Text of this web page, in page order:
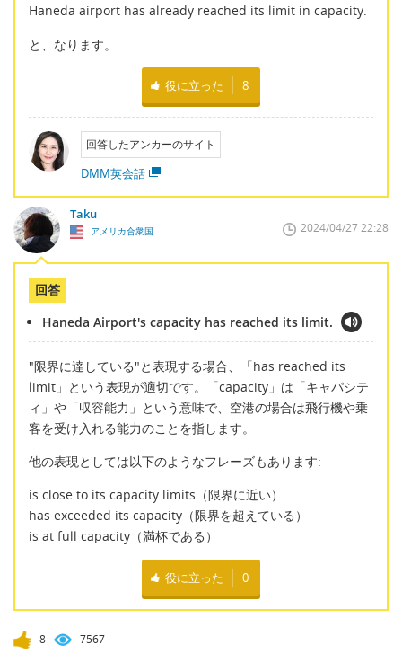
Haneda airport has already reached its limit in capacity.
と、なります。
役に立った 8
回答したアンカーのサイト
DMM英会話
Taku
アメリカ合衆国 2024/04/27 22:28
回答
Haneda Airport's capacity has reached its limit.
"限界に達している"と表現する場合、「has reached its
limit」という表現が適切です。「capacity」は「キャパシテ
ィ」や「収容能力」という意味で、空港の場合は飛行機や乗
客を受け入れる能力のことを指します。
他の表現としては以下のようなフレーズもあります:
is close to its capacity limits（限界に近い）
has exceeded its capacity（限界を超えている）
is at full capacity（満杯である）
役に立った 0
8 7567